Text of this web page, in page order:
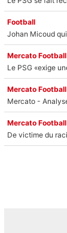
Football
Mercato Football
Mercato Football
Mercato Football